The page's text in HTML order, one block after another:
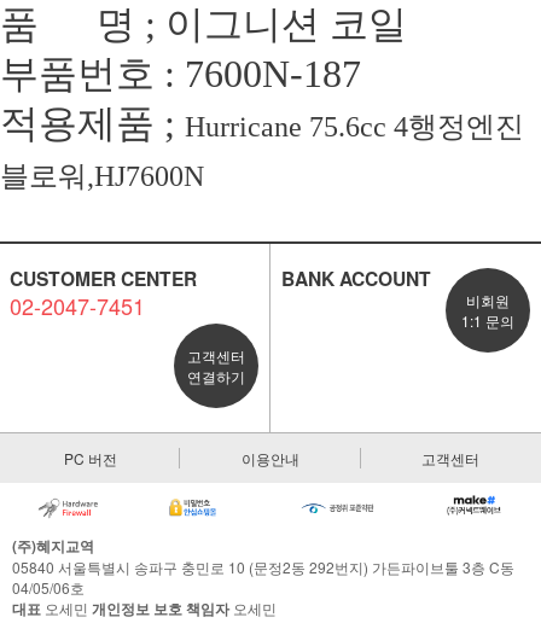
품 명 ; 이그니션 코일
부품번호 : 7600N-187
적용제품 ; Hurricane 75.6cc 4행정엔진
블로워,HJ7600N
CUSTOMER CENTER
02-2047-7451
고객센터
연결하기
BANK ACCOUNT
비회원
1:1 문의
PC 버전 이용안내 고객센터
(주)혜지교역
05840 서울특별시 송파구 충민로 10 (문정2동 292번지) 가든파이브툴 3층 C동
04/05/06호
대표 오세민 개인정보 보호 책임자오세민